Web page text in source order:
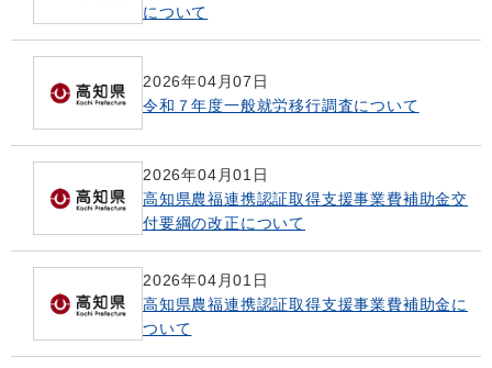
について
2026年04月07日
令和７年度一般就労移行調査について
2026年04月01日
高知県農福連携認証取得支援事業費補助金交
付要綱の改正について
2026年04月01日
高知県農福連携認証取得支援事業費補助金に
ついて